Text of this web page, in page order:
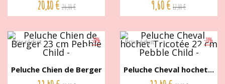
20,80 € 26,00 € 9,60 € 12,00 €
-20%
Prix réduit
Peluche Chien de Berger
23...
-20%
Prix réduit
Peluche Cheval hochet...